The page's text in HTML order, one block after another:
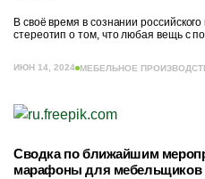
В своё время в сознании
стереотип о том, что любая вещь с
ИЮН 14, 2024 МЕБЕЛЬНОЕ
Сводка по ближайшим
марафоны для мебельщиков